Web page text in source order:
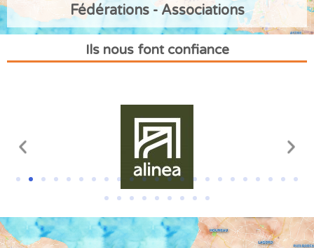
Fédérations - Associations
Ils nous font confiance